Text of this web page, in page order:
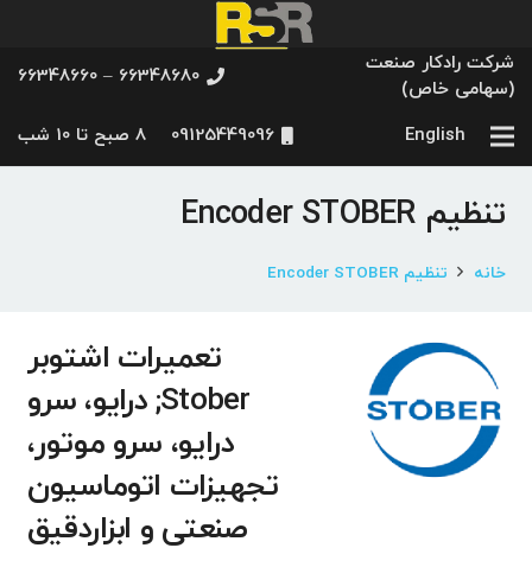
شرکت رادکار صنعت
(سهامی خاص)
66348680 – 66348660
English
09125449096 8 صبح تا 10 شب
تنظیم Encoder STOBER
خانه تنظیم Encoder STOBER
تعمیرات اشتوبر
Stober; درایو، سرو
درایو، سرو موتور،
تجهیزات اتوماسیون
صنعتی و ابزاردقیق